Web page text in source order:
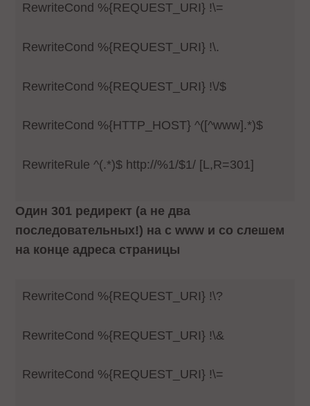
RewriteCond %{REQUEST_URI} !\=
RewriteCond %{REQUEST_URI} !\.
RewriteCond %{REQUEST_URI} !\/$
RewriteCond %{HTTP_HOST} ^([^www].*)$
RewriteRule ^(.*)$ http://%1/$1/ [L,R=301]
Один 301 редирект (а не два
последовательных!) на c www и со слешем
на конце адреса страницы
RewriteCond %{REQUEST_URI} !\?
RewriteCond %{REQUEST_URI} !\&
RewriteCond %{REQUEST_URI} !\=